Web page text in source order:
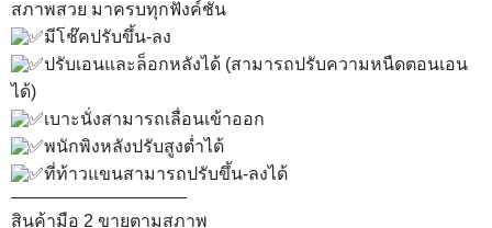
สภาพสวย มาครบทุกฟังค์ชั่น
มีโช๊คปรับขึ้น-ลง
ปรับเอนและล็อกหลังได้ (สามารถปรับความหนืดตอนเอน
ได้)
เบาะนั่งสามารถเลื่อนเข้าออก
พนักพิงหลังปรับสูงต่ำได้
ที่ท้าวแขนสามารถปรับขึ้น-ลงได้
——————————
สินค้ามือ 2 ขายตามสภาพ